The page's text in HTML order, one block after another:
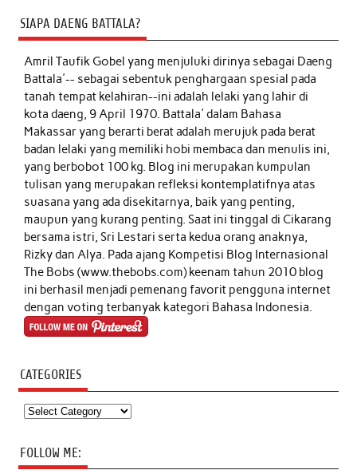
SIAPA DAENG BATTALA?
Amril Taufik Gobelyang menjuluki dirinya sebagai Daeng
Battala'-- sebagai sebentuk penghargaan spesial pada
tanah tempat kelahiran--ini adalah lelaki yang lahir di
kota daeng, 9 April 1970. Battala' dalam Bahasa
Makassar yang berarti berat adalah merujuk pada berat
badan lelaki yang memiliki hobi membaca dan menulis ini,
yang berbobot 100 kg. Blog ini merupakan kumpulan
tulisan yang merupakan refleksi kontemplatifnya atas
suasana yang ada disekitarnya, baik yang penting,
maupun yang kurang penting. Saat ini tinggal di Cikarang
bersama istri, Sri Lestari serta kedua orang anaknya,
Rizky dan Alya. Pada ajang Kompetisi Blog Internasional
The Bobs (www.thebobs.com) keenam tahun 2010 blog
ini berhasil menjadi pemenang favorit pengguna internet
dengan voting terbanyak kategori Bahasa Indonesia.
CATEGORIES
Categories
FOLLOW ME: